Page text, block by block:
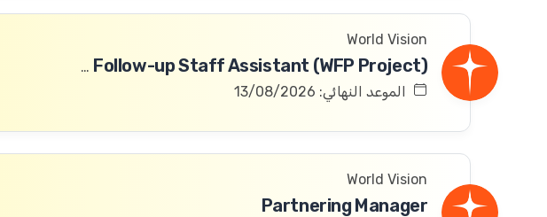
World Vision
Community Committee Follow-up Staff Assistant (WFP Project)
الموعد النهائي: 13/08/2026
World Vision
Partnering Manager